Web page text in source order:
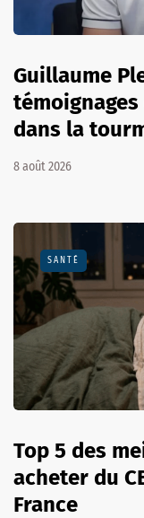
Guillaume
dans la
8 août 2026
SANTÉ
Top 5 des
acheter du
France